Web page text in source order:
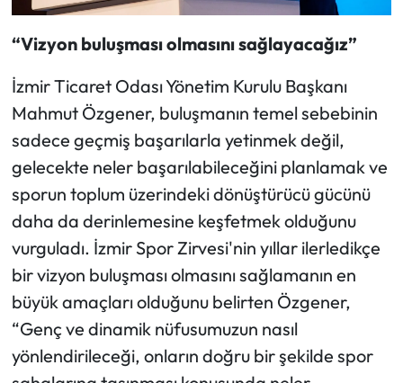
“Vizyon buluşması olmasını sağlayacağız”
İzmir Ticaret Odası Yönetim Kurulu Başkanı
Mahmut Özgener, buluşmanın temel sebebinin
sadece geçmiş başarılarla yetinmek değil,
gelecekte neler başarılabileceğini planlamak ve
sporun toplum üzerindeki dönüştürücü gücünü
daha da derinlemesine keşfetmek olduğunu
vurguladı. İzmir Spor Zirvesi'nin yıllar ilerledikçe
bir vizyon buluşması olmasını sağlamanın en
büyük amaçları olduğunu belirten Özgener,
“Genç ve dinamik nüfusumuzun nasıl
yönlendirileceği, onların doğru bir şekilde spor